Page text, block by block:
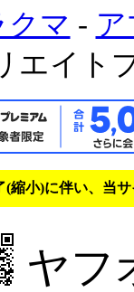
クマ -
エイト
(縮小)に伴い、当
ヤフ